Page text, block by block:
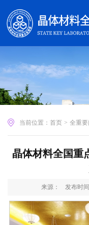
当前位置： 首页 > 全重要
晶体材料全国重
来源： 发布时